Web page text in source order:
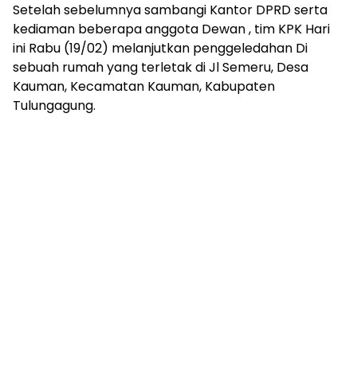
Setelah sebelumnya sambangi Kantor DPRD serta
kediaman beberapa anggota Dewan , tim KPK Hari
ini Rabu (19/02) melanjutkan penggeledahan Di
sebuah rumah yang terletak di Jl Semeru, Desa
Kauman, Kecamatan Kauman, Kabupaten
Tulungagung.